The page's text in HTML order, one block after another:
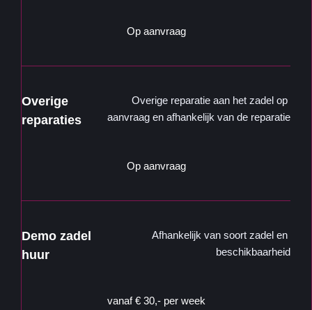
Op aanvraag
Overige
reparaties
Overige reparatie aan het zadel op
aanvraag en afhankelijk van de reparatie
Op aanvraag
Demo zadel
huur
Afhankelijk van soort zadel en
beschikbaarheid
vanaf € 30,- per week